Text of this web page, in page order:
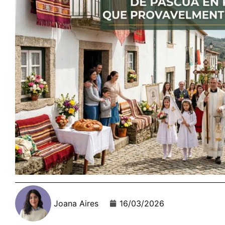
Joana Aires 16/03/2026